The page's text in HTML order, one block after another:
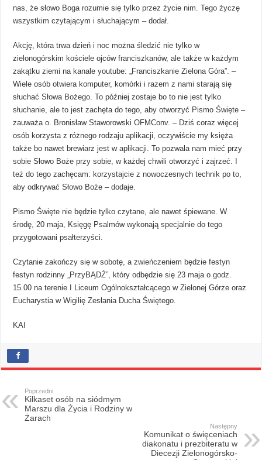
nas, że słowo Boga rozumie się tylko przez życie nim. Tego życzę
wszystkim czytającym i słuchającym – dodał.
Akcję, która trwa dzień i noc można śledzić nie tylko w
zielonogórskim kościele ojców franciszkanów, ale także w każdym
zakątku ziemi na kanale youtube: „Franciszkanie Zielona Góra”. –
Wiele osób otwiera komputer, komórki i razem z nami starają się
słuchać Słowa Bożego. To później zostaje bo to nie jest tylko
słuchanie, ale to jest zachęta do tego, aby otworzyć Pismo Święte –
zauważa o. Bronisław Staworowski OFMConv. – Dziś coraz więcej
osób korzysta z różnego rodzaju aplikacji, oczywiście my księża
także bo nawet brewiarz jest w aplikacji. To pozwala nam mieć przy
sobie Słowo Boże przy sobie, w każdej chwili otworzyć i zajrzeć. I
też do tego zachęcam: korzystajcie z nowoczesnych technik po to,
aby odkrywać Słowo Boże – dodaje.
Pismo Święte nie będzie tylko czytane, ale nawet śpiewane. W
środę, 20 maja, Księgę Psalmów wykonają specjalnie do tego
przygotowani psałterzyści.
Czytanie zakończy się w sobotę, a zwieńczeniem będzie festyn
festyn rodzinny „PrzyBĄDŹ”, który odbędzie się 23 maja o godz.
15.00 na terenie I Liceum Ogólnokształcącego w Zielonej Górze oraz
Eucharystia w Wigilię Zesłania Ducha Świętego.
KAI
Poprzedni
Kilkaset osób na siódmym
Marszu dla Życia i Rodziny w
Żarach
Następny
Komunikat o święceniach
diakonatu i prezbiteratu w
Diecezji Zielonogórsko-